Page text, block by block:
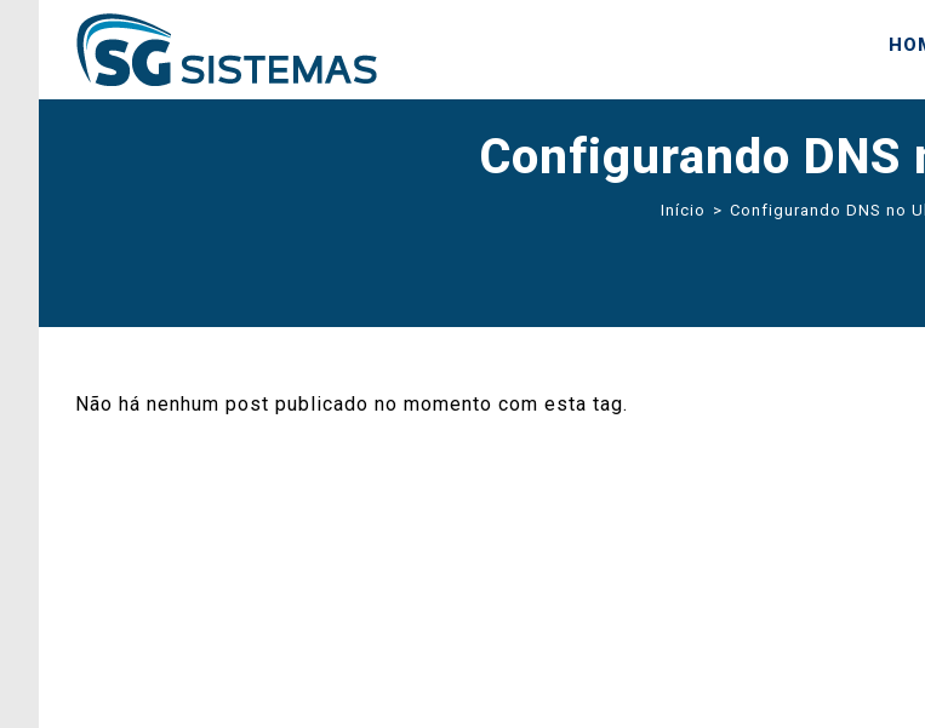
Configurando DNS
Início > Configurando DNS no
Não há nenhum post publicado no momento com esta tag.